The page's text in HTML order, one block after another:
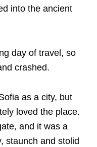
into the ancient
day of travel, so
crashed.
as a city, but
loved the place.
and it was a
staunch and stolid